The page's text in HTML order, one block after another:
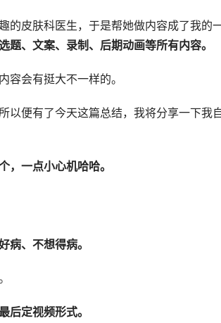
的皮肤科医生，于是帮她做内容成了我的
题、文案、录制、后期动画等所有内容。
容会有挺大不一样的。
以便有了今天这篇总结，我将分享一下我
，一点小心机哈哈。
病、不想得病。
后定视频形式。